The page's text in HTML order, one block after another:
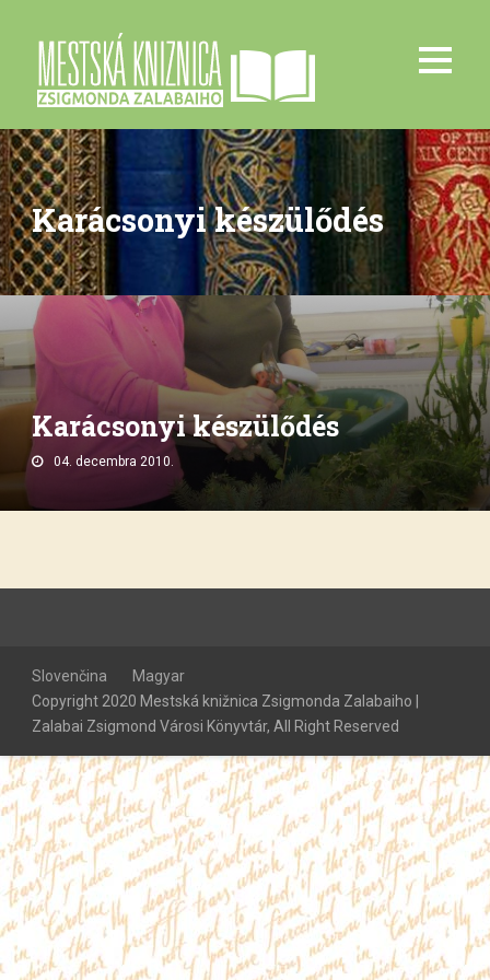
Karácsonyi készülődés
Karácsonyi készülődés
04. decembra 2010.
Slovenčina
Magyar
Copyright 2020 Mestská knižnica Zsigmonda Zalabaiho |
Zalabai Zsigmond Városi Könyvtár, All Right Reserved